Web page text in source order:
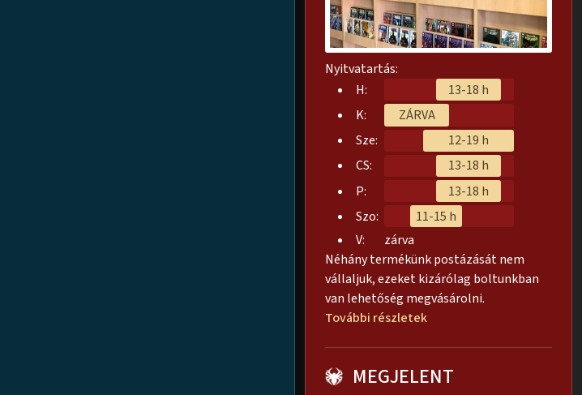
Nyitvatartás:
H:
13-18 h
K:
ZÁRVA
Sze:
12-19 h
CS:
13-18 h
P:
13-18 h
Szo:
11-15 h
V:
zárva
Néhány termékünk postázását nem
vállaljuk, ezeket kizárólag boltunkban
van lehetőség megvásárolni.
További részletek
MEGJELENT